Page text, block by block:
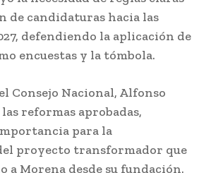
de candidaturas hacia las
defendiendo la aplicación de
encuestas y la tómbola.
Consejo Nacional, Alfonso
reformas aprobadas,
para la
proyecto transformador que
a Morena desde su fundación.